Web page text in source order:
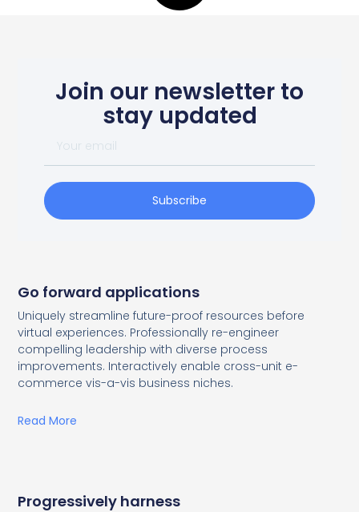
Join our newsletter to
stay updated
Subscribe
Go forward applications
Uniquely streamline future-proof resources before
virtual experiences. Professionally re-engineer
compelling leadership with diverse process
improvements. Interactively enable cross-unit e-
commerce vis-a-vis business niches.
Read More
Progressively harness